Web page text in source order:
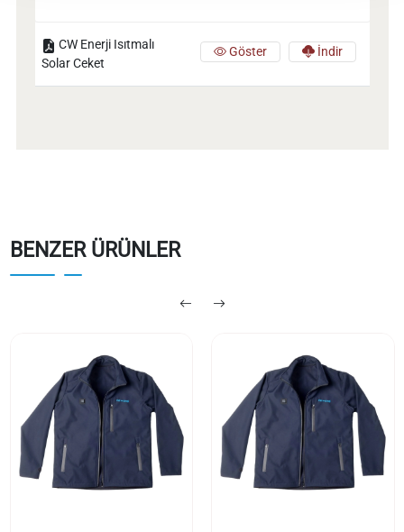
CW Enerji Isıtmalı
Solar Ceket
Göster İndir
BENZER ÜRÜNLER